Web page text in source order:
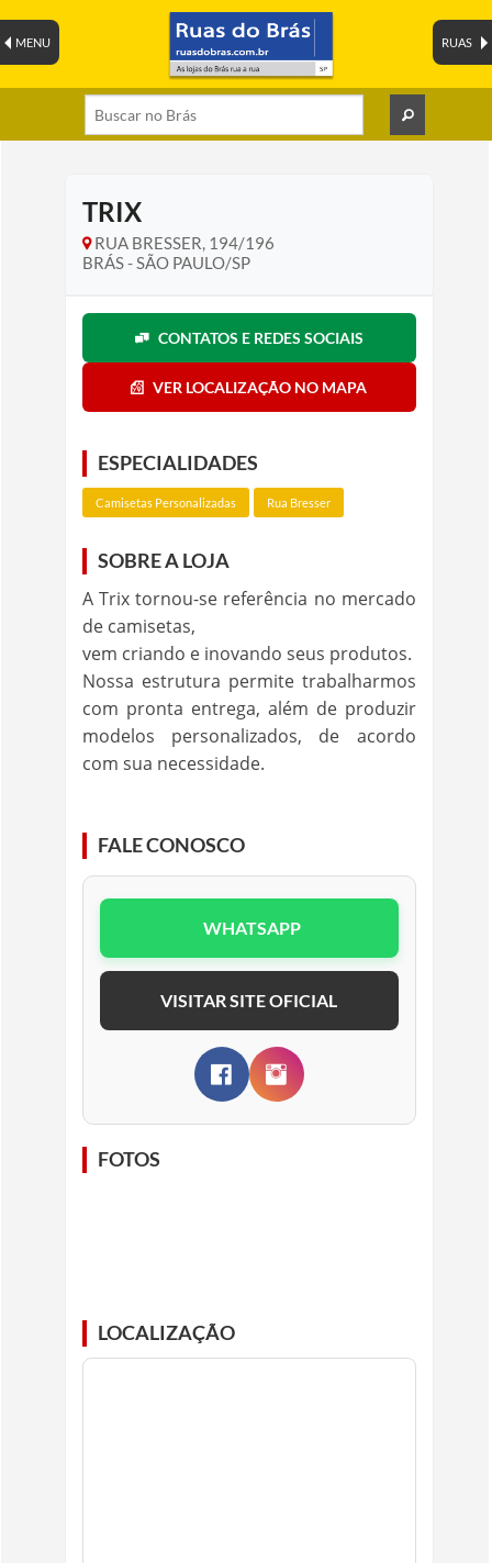
RUAS
MENU
TRIX
RUA BRESSER, 194/196
BRÁS - SÃO PAULO/SP
CONTATOS E REDES SOCIAIS
VER LOCALIZAÇÃO NO MAPA
ESPECIALIDADES
Camisetas Personalizadas Rua Bresser
SOBRE A LOJA
A Trix tornou-se referência no mercado
de camisetas,
vem criando e inovando seus produtos.
Nossa estrutura permite trabalharmos
com pronta entrega, além de produzir
modelos personalizados, de acordo
com sua necessidade.
FALE CONOSCO
WHATSAPP
VISITAR SITE OFICIAL
FOTOS
LOCALIZAÇÃO